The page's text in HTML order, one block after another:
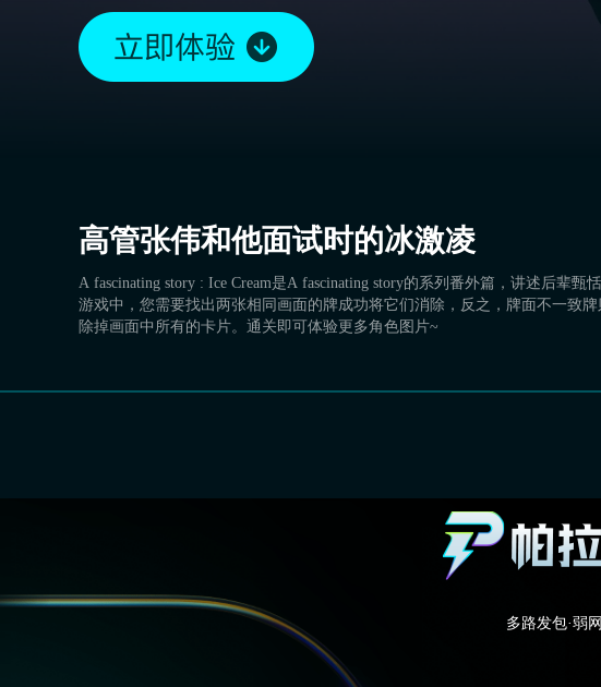
高管张伟和他面试时的冰激凌
A fascinating story : Ice Cream是A fascinating story的系列番外篇，讲述后辈
游戏中，您需要找出两张相同画面的牌成功将它们消除，反之，牌面不一致
除掉画面中所有的卡片。通关即可体验更多角色图片~
多路发包·弱